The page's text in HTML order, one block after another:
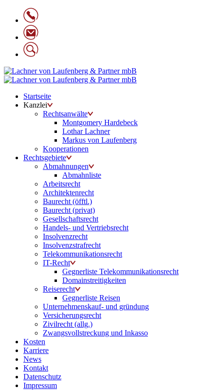
Startseite
Kanzlei
Rechtsanwälte
Montgomery Hardebeck
Lothar Lachner
Markus von Laufenberg
Kooperationen
Rechtsgebiete
Abmahnungen
Abmahnliste
Arbeitsrecht
Architektenrecht
Baurecht (öfftl.)
Baurecht (privat)
Gesellschaftsrecht
Handels- und Vertriebsrecht
Insolvenzrecht
Insolvenzstrafrecht
Telekommunikationsrecht
IT-Recht
Gegnerliste Telekommunikationsrecht
Domainstreitigkeiten
Reiserecht
Gegnerliste Reisen
Unternehmenskauf- und gründung
Versicherungsrecht
Zivilrecht (allg.)
Zwangsvollstreckung und Inkasso
Kosten
Karriere
News
Kontakt
Datenschutz
Impressum